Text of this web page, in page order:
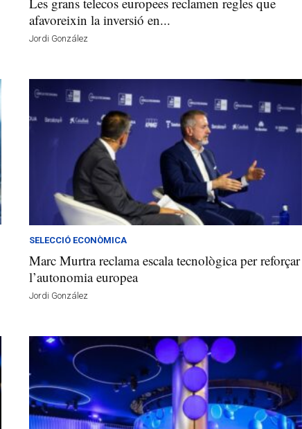
afavoreixin la inversió en...
Jordi González
SELECCIÓ ECONÒMICA
Marc Murtra reclama escala tecnològica per reforçar
l’autonomia europea
Jordi González